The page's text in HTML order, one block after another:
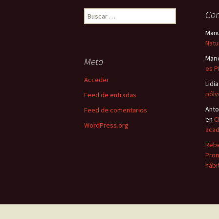
Obesidad materna y
diabetes gestacional
Narrativas vacunales
Milagro y curación
Dar malas noticias
Buscar:
es
Lidia
en
Meta
Acceder
Feed de entradas
Feed de comentarios
WordPress.org